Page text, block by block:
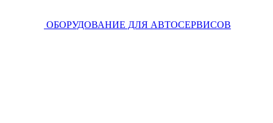
ОБОРУДОВАНИЕ ДЛЯ АВТОСЕРВИСОВ